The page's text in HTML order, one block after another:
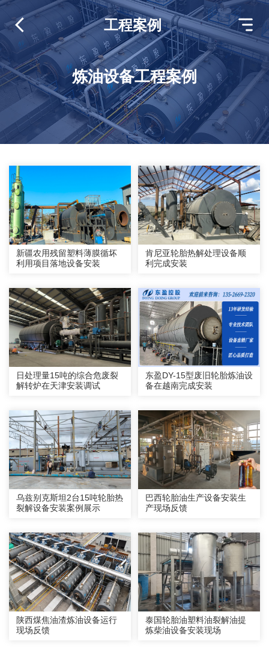
炼油设备工程案例
工程案例
新疆农用残留塑料薄膜循坏
利用项目落地设备安装
肯尼亚轮胎热解处理设备顺
利完成安装
日处理量15吨的综合危废裂
解转炉在天津安装调试
东盈DY-15型废旧轮胎炼油设
备在越南完成安装
乌兹别克斯坦2台15吨轮胎热
裂解设备安装案例展示
巴西轮胎油生产设备安装生
产现场反馈
陕西煤焦油渣炼油设备运行
现场反馈
泰国轮胎油塑料油裂解油提
炼柴油设备安装现场